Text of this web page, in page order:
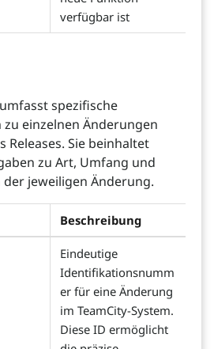
verfügbar ist
spezifische
einzelnen Änderungen
Releases. Sie beinhaltet
zu Art, Umfang und
jeweiligen Änderung.
Beschreibung
Eindeutige
Identifikationsnumm
er für eine Änderung
im TeamCity-System.
Diese ID ermöglicht